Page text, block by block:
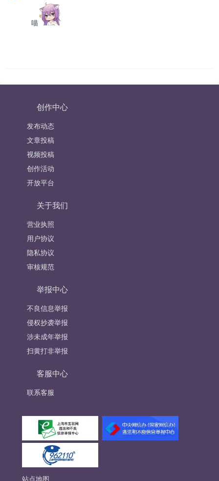
喵
创作中心
发布动态
文章投稿
视频投稿
创作活动
开放平台
关于我们
营业执照
用户协议
隐私协议
审核规范
举报中心
不良信息举报
侵权抄袭举报
涉未成年举报
扫黄打非举报
客服中心
联系客服
站点地图